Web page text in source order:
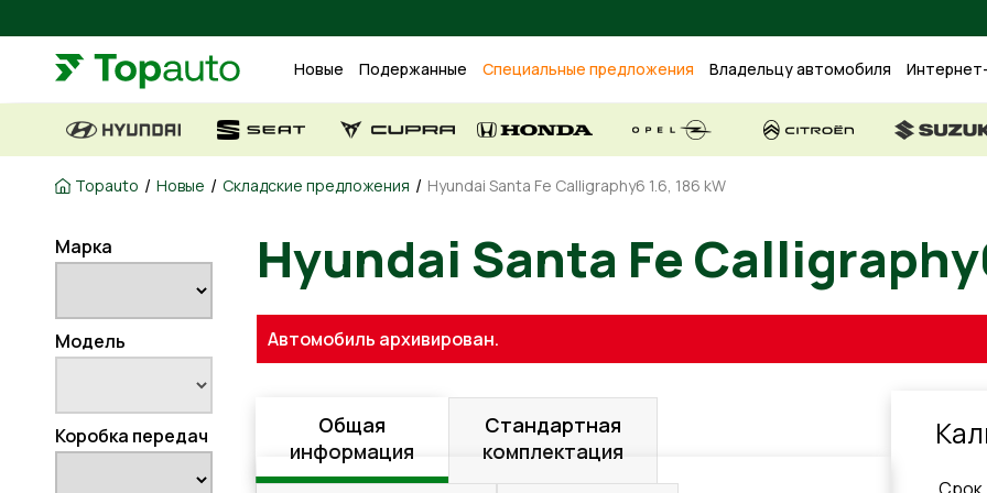
Новые Подержанные Специальные предложения Владельцу автомобиля
Topauto / Новые / Складские предложения / Hyundai Santa Fe Calligraphy6 1.6, 186 kW
Марка
Модель
Коробка передач
Hyundai Santa Fe
Автомобиль архивирован.
Общая
информация
Стандартная
комплектация